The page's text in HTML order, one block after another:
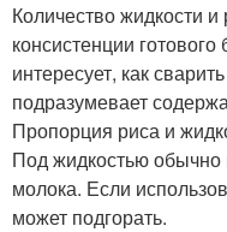
Количество жидкости
консистенции
интересует, как
подразумевает
Пропорция риса и
Под жидкостью обычно
молока. Если
может подгорать.